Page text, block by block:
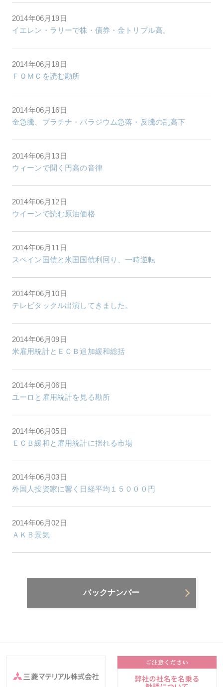
2014年06月19日
イエレン・ラリーで株・債券・金トリプル高。
2014年06月18日
ＦＯＭＣを読む勘所
2014年06月16日
金急騰、プラチナ・パラジウム急落・反騰の乱高下
2014年06月13日
ウィーンで聞く円高の音律
2014年06月12日
ウイーンで読む原油価格
2014年06月11日
スペイン国債と米国国債利回り、一時逆転
2014年06月10日
テレビタックル出演してきました。
2014年06月09日
米雇用統計とＥＣＢ追加緩和総括
2014年06月06日
ユーロと雇用統計を見る勘所
2014年06月05日
ＥＣＢ緩和と雇用統計に揺れる市場
2014年06月03日
外国人投資家に響く日経平均１５０００円
2014年06月02日
ＡＫＢ景気
バックナンバー